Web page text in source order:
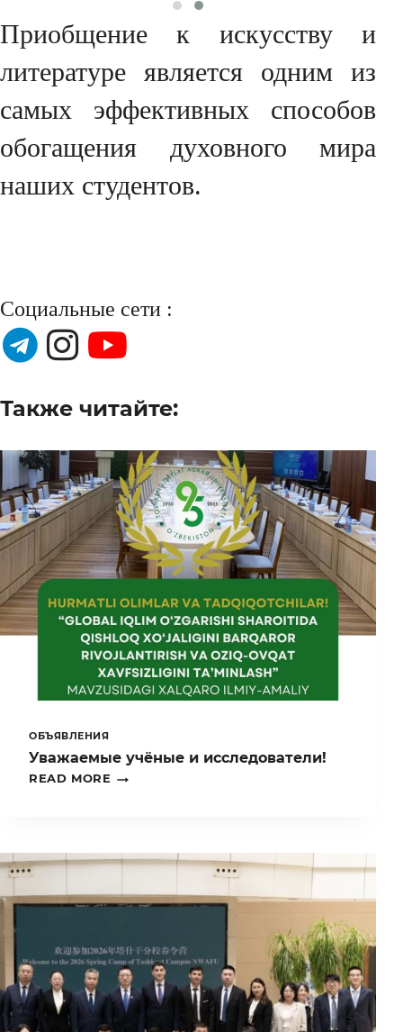
Приобщение к искусству и
литературе является одним из
самых эффективных способов
обогащения духовного мира
наших студентов.
Социальные сети :
Также читайте:
ОБЪЯВЛЕНИЯ
Уважаемые учёные и исследователи!
READ MORE
УВАЖАЕМЫЕ